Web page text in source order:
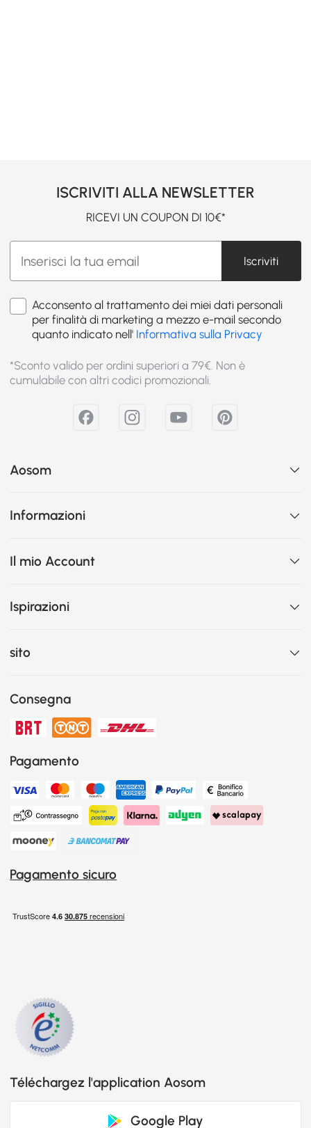
ISCRIVITI ALLA NEWSLETTER
RICEVI UN COUPON DI 10€*
Iscriviti
Acconsento al trattamento dei miei dati personali
per finalità di marketing a mezzo e-mail secondo
quanto indicato nell' Informativa sulla Privacy
*Sconto valido per ordini superiori a 79€. Non è
cumulabile con altri codici promozionali.
Aosom
Informazioni
Il mio Account
Ispirazioni
sito
Consegna
Pagamento
Pagamento sicuro
Téléchargez l'application Aosom
Google Play